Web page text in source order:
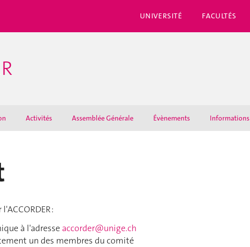
UNIVERSITÉ FACULTÉS
Activités Assemblée Générale Évènements Informations
:
à l'adresse accorder@unige.ch
un des membres du comité